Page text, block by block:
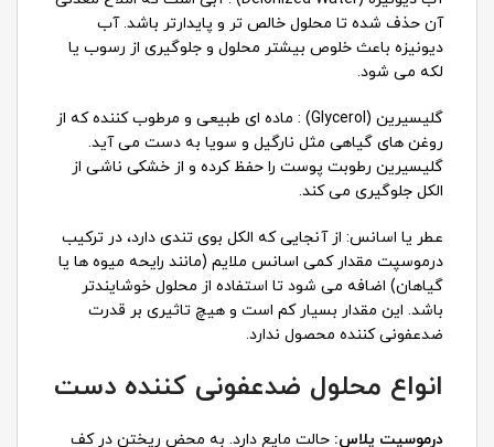
آن حذف شده تا محلول خالص تر و پایدارتر باشد. آب
دیونیزه باعث خلوص بیشتر محلول و جلوگیری از رسوب یا
لکه می شود.
گلیسیرین (Glycerol) : ماده ای طبیعی و مرطوب کننده که از
روغن های گیاهی مثل نارگیل و سویا به دست می آید.
گلیسیرین رطوبت پوست را حفظ کرده و از خشکی ناشی از
الکل جلوگیری می کند.
عطر یا اسانس: از آنجایی که الکل بوی تندی دارد، در ترکیب
درموسپت مقدار کمی اسانس ملایم (مانند رایحه میوه ها یا
گیاهان) اضافه می شود تا استفاده از محلول خوشایندتر
باشد. این مقدار بسیار کم است و هیچ تاثیری بر قدرت
ضدعفونی کننده محصول ندارد.
انواع محلول ضدعفونی کننده دست
درموسپت پلاس: حالت مایع دارد. به محض ریختن در کف